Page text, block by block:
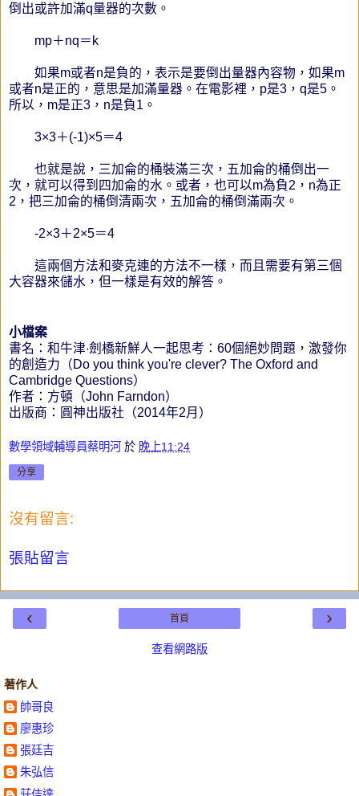
倒出或許加滿q量器的次數。
mp＋nq＝k
如果m或者n是負的，表示是要倒出量器內容物，如果m
或者n是正的，意思是加滿量器。在電影裡，p是3，q是5。
所以，m是正3，n是負1。
3×3＋(-1)×5＝4
也就是說，三加侖的桶裝滿三次，五加侖的桶倒出一
次，就可以得到四加侖的水。或者，也可以m為負2，n為正
2，把三加侖的桶倒清兩次，五加侖的桶倒滿兩次。
-2×3＋2×5＝4
這兩個方法和麥克連的方法不一樣，而且需要有第三個
大容器來儲水，但一樣是有效的解答。
小檔案
書名：和牛津‧劍橋新鮮人一起思考：60個絕妙問題，激發你
的創造力（Do you think you're clever? The Oxford and
Cambridge Questions）
作者：方頓（John Farndon）
出版商：圓神出版社（2014年2月）
數學領域輔導員蔡明河 於 晚上11:24
分享
沒有留言:
張貼留言
‹ ›
首頁
查看網路版
著作人
帥哥良
廖惠珍
張廷吉
朱弘信